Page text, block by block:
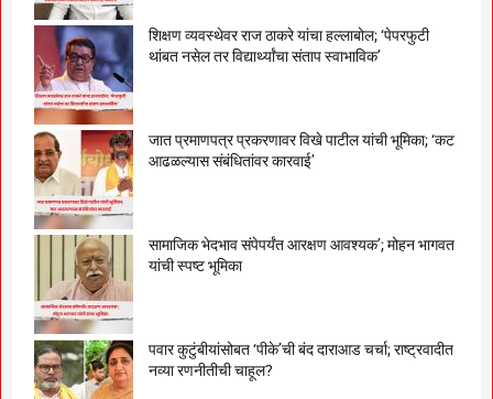
शिक्षण व्यवस्थेवर राज ठाकरे यांचा हल्लाबोल; ‘पेपरफुटी
थांबत नसेल तर विद्यार्थ्यांचा संताप स्वाभाविक’
जात प्रमाणपत्र प्रकरणावर विखे पाटील यांची भूमिका; ‘कट
आढळल्यास संबंधितांवर कारवाई’
सामाजिक भेदभाव संपेपर्यंत आरक्षण आवश्यक’; मोहन भागवत
यांची स्पष्ट भूमिका
पवार कुटुंबीयांसोबत ‘पीके’ची बंद दाराआड चर्चा; राष्ट्रवादीत
नव्या रणनीतीची चाहूल?